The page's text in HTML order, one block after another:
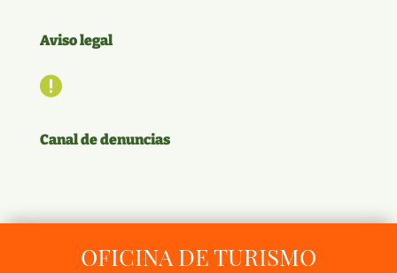
Aviso legal

Canal de denuncias
OFICINA DE TURISMO